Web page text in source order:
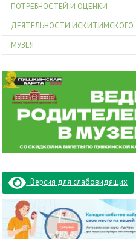
ПОТРЕБНОСТЕЙ И ОЦЕНКИ
ДЕЯТЕЛЬНОСТИ ИСКИТИМСКОГО
МУЗЕЯ
Версия для слабовидящих